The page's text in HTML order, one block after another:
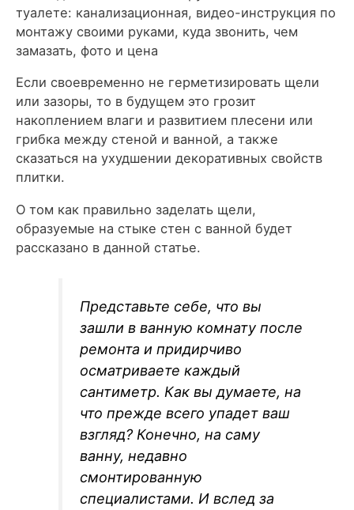
Если своевременно не герметизировать щели
или зазоры, то в будущем это грозит
накоплением влаги и развитием плесени или
грибка между стеной и ванной, а также
сказаться на ухудшении декоративных свойств
плитки.
О том как правильно заделать щели,
образуемые на стыке стен с ванной будет
рассказано в данной статье.
Представьте себе, что вы
зашли в ванную комнату после
ремонта и придирчиво
осматриваете каждый
сантиметр. Как вы думаете, на
что прежде всего упадет ваш
взгляд? Конечно, на саму
ванну, недавно
смонтированную
специалистами. И вслед за